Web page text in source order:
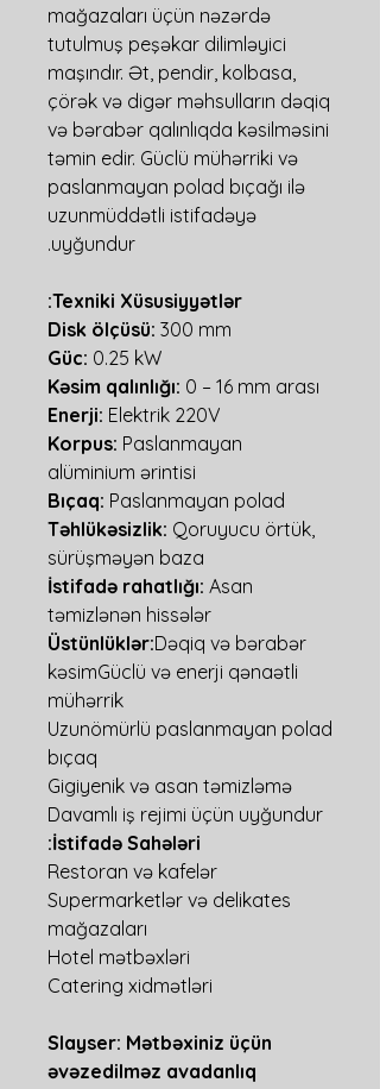
mağazaları üçün nəzərdə
tutulmuş peşəkar dilimləyici
maşındır. Ət, pendir, kolbasa,
çörək və digər məhsulların dəqiq
və bərabər qalınlıqda kəsilməsini
təmin edir. Güclü mühərriki və
paslanmayan polad bıçağı ilə
uzunmüddətli istifadəyə
uyğundur.
Texniki Xüsusiyyətlər:
Disk ölçüsü: 300 mm
Güc: 0.25 kW
Kəsim qalınlığı: 0 – 16 mm arası
Enerji: Elektrik 220V
Korpus: Paslanmayan
alüminium ərintisi
Bıçaq: Paslanmayan polad
Təhlükəsizlik: Qoruyucu örtük,
sürüşməyən baza
İstifadə rahatlığı: Asan
təmizlənən hissələr
Üstünlüklər:Dəqiq və bərabər
kəsimGüclü və enerji qənaətli
mühərrik
Uzunömürlü paslanmayan polad
bıçaq
Gigiyenik və asan təmizləmə
Davamlı iş rejimi üçün uyğundur
İstifadə Sahələri:
Restoran və kafelər
Supermarketlər və delikates
mağazaları
Hotel mətbəxləri
Catering xidmətləri
Slayser: Mətbəxiniz üçün
əvəzedilməz avadanlıq